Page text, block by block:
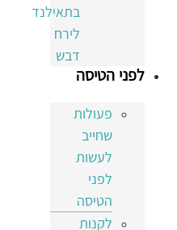
בתאילנד
לירח
דבש
לפני הטיסה
פעולות
שחייב
לעשות
לפני
הטיסה
לקנות